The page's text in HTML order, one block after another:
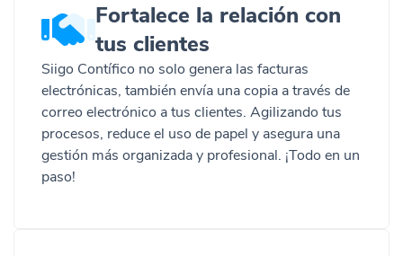
Fortalece la relación con
tus clientes
Siigo Contífico no solo genera las facturas
electrónicas, también envía una copia a través de
correo electrónico a tus clientes. Agilizando tus
procesos, reduce el uso de papel y asegura una
gestión más organizada y profesional. ¡Todo en un
paso!